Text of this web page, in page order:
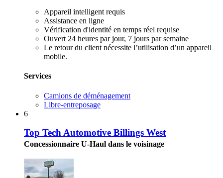
Appareil intelligent requis
Assistance en ligne
Vérification d'identité en temps réel requise
Ouvert 24 heures par jour, 7 jours par semaine
Le retour du client nécessite l’utilisation d’un appareil
mobile.
Services
Camions de déménagement
Libre-entreposage
6
Top Tech Automotive Billings West
Concessionnaire U-Haul dans le voisinage